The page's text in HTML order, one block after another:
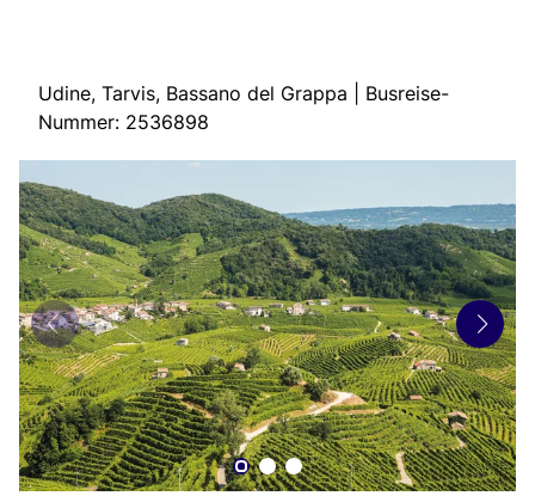
Start
Busreisen
Kontakt
zurück zu HOFER REISEN
Udine, Tarvis, Bassano del Grappa | Busreise-
Nummer: 2536898